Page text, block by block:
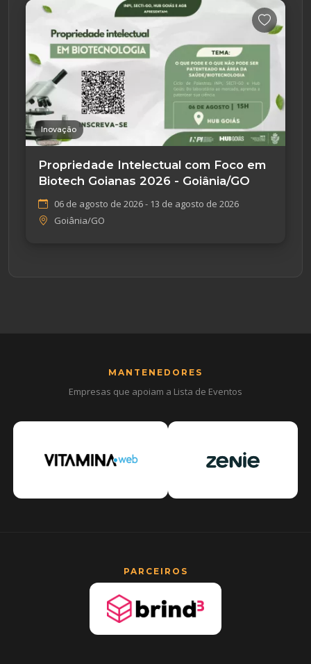
Inovação
Propriedade Intelectual com Foco em
Biotech Goianas 2026 - Goiânia/GO
06 de agosto de 2026 - 13 de agosto de 2026
Goiânia/GO
MANTENEDORES
Empresas que apoiam a Lista de Eventos
PARCEIROS